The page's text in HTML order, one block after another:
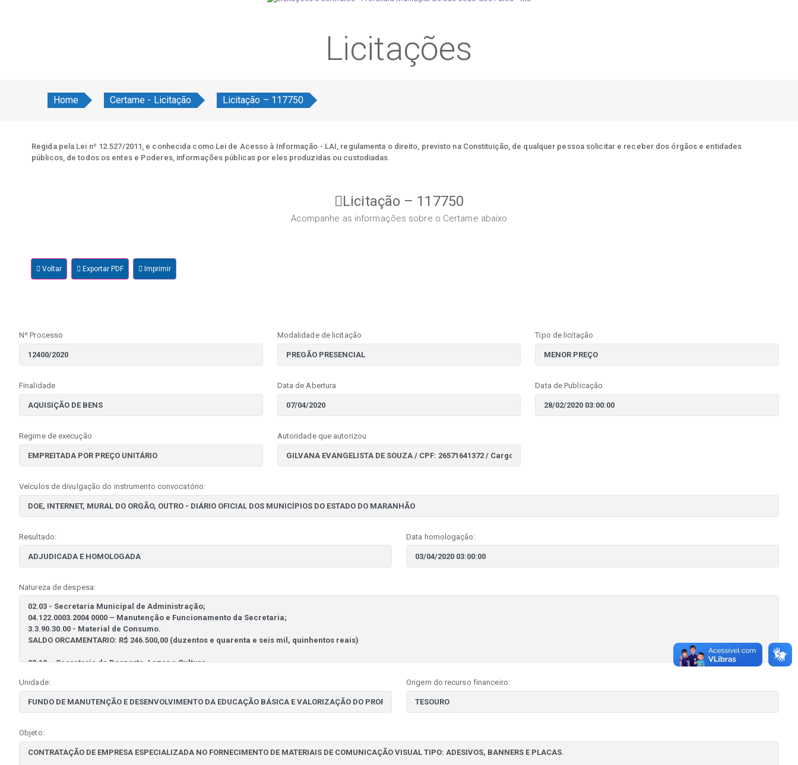
Licitações
Home Certame - Licitação Licitação – 117750
Regida pela Lei nº 12.527/2011, e conhecida como Lei de Acesso à Informação - LAI, regulamenta o direito, previsto na Constituição, de qualquer pessoa solicitar e receber dos órgãos e entidades
públicos, de todos os entes e Poderes, informações públicas por eles produzidas ou custodiadas.
Licitação – 117750
Acompanhe as informações sobre o Certame abaixo
Voltar Exportar PDF Imprimir
Nº Processo Modalidade de licitação Tipo de licitação
Finalidade Data de Abertura Data de Publicação
Regime de execução Autoridade que autorizou
Veículos de divulgação do instrumento convocatório:
Resultado: Data homologação:
Natureza de despesa:
Unidade: Origem do recurso financeiro:
Objeto: